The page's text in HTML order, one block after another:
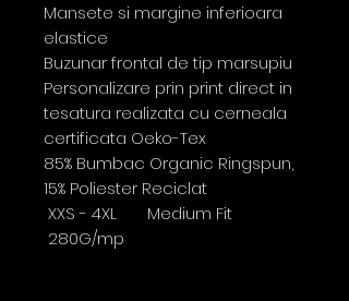
Mansete si margine inferioara
elastice
Buzunar frontal de tip marsupiu
Personalizare prin print direct in
tesatura realizata cu cerneala
certificata Oeko-Tex
85% Bumbac Organic Ringspun,
15% Poliester Reciclat
XXS - 4XL Medium Fit
280G/mp